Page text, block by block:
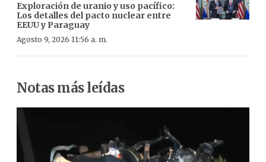
Exploración de uranio y uso pacífico:
Los detalles del pacto nuclear entre
EEUU y Paraguay
Agosto 9, 2026 11:56 a. m.
Notas más leídas